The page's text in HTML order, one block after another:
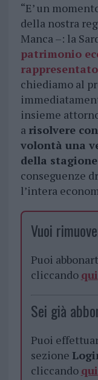
“E’ un
della nostra
Manca –: la
patrimonio
chiediamo al
insieme
a risolvere
volontà una
della
conseguenze
l’intera
Vuoi
Puoi
cliccando qui
Sei già
Puoi
sezione
cliccando qui